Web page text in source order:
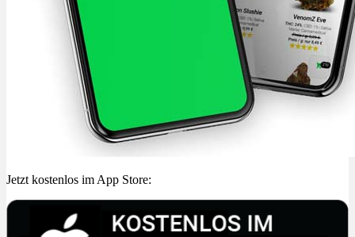
Jetzt kostenlos im App Store: